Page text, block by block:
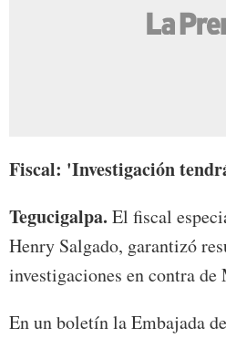
Fiscal: 'Investigación
Tegucigalpa. El fiscal
Henry Salgado, garantizó
investigaciones en contra
En un boletín la Embajada